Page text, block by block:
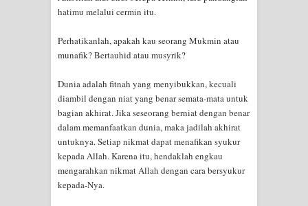
KISAH WALI SUFI, YANG BACAAN
SURAT AL-FATIHAHNYA TIDAK
FASIH. TAPI SINGA PUN TUNDUK
PADANYA
SHAYKH TAREKAT ATAU TUKANG
hatimu melalui cermin itu.
Perhatikanlah, apakah kau seorang Mukmin atau
munafik? Bertauhid atau musyrik?
Dunia adalah fitnah yang menyibukkan, kecuali
diambil dengan niat yang benar semata-mata untuk
bagian akhirat. Jika seseorang berniat dengan benar
dalam memanfaatkan dunia, maka jadilah akhirat
untuknya. Setiap nikmat dapat menafikan syukur
kepada Allah. Karena itu, hendaklah engkau
mengarahkan nikmat Allah dengan cara bersyukur
kepada-Nya.